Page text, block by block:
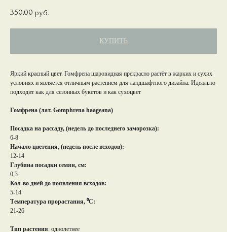
350,00 руб.
КУПИТЬ
Яркий красный цвет. Гомфрена шаровидная прекрасно растёт в жарких и сухих
условиях и является отличным растением для ландшафтного дизайна. Идеально
подходит как для сезонных букетов и как сухоцвет
Гомфрена (лат. Gomphrena haageana)
Посадка на рассаду, (недель до последнего заморозка):
6-8
Начало цветения, (недель после всходов):
12-14
Глубина посадки семян, см:
0,3
Кол-во дней до появления всходов:
5-14
Температура прорастания, ⁰С:
21-26
Тип растения: однолетнее